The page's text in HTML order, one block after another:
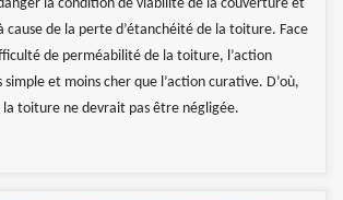
la condition de viabilité de la couverture et
cause de la perte d’étanchéité de la toiture. Face
de perméabilité de la toiture, l’action
et moins cher que l’action curative. D’où,
la toiture ne devrait pas être négligée.